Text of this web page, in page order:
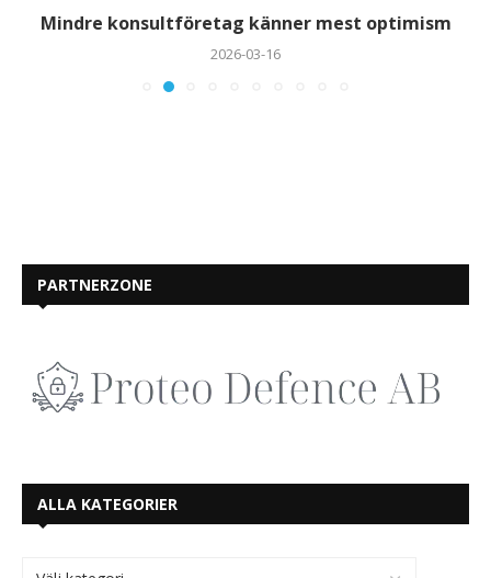
Mindre konsultföretag känner mest optimism
2026-03-16
PARTNERZONE
ALLA KATEGORIER